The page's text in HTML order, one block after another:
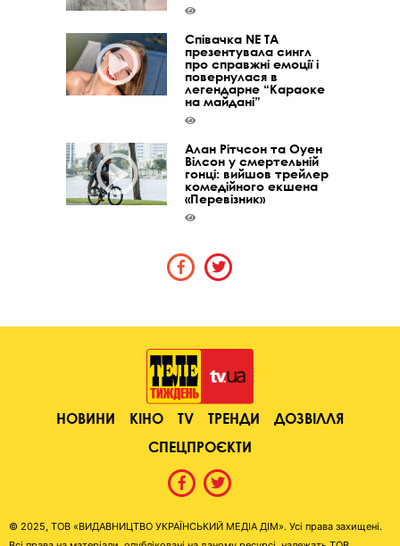
Співачка NE TA
презентувала сингл
про справжні емоції і
повернулася в
легендарне “Караоке
на майдані”
Алан Рітчсон та Оуен
Вілсон у смертельній
гонці: вийшов трейлер
комедійного екшена
«Перевізник»
НОВИНИ КІНО TV ТРЕНДИ
ДОЗВІЛЛЯ
СПЕЦПРОЄКТИ
© 2025, ТОВ «ВИДАВНИЦТВО УКРАЇНСЬКИЙ МЕДІА ДІМ». Усі права захищені.